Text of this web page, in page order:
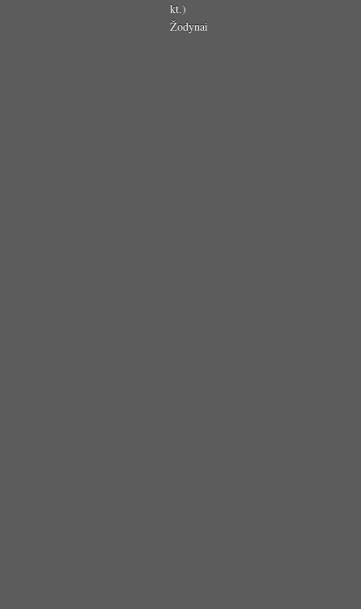
kt.)
Žodynai